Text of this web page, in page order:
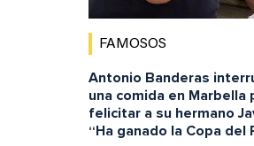
FAMOSOS
Antonio Banderas
una comida en Marbella
felicitar a su hermano
“Ha ganado la Copa del